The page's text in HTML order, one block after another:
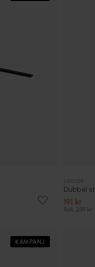
Dubbel
191 kr
Rek. 239 kr
KAMPANJ